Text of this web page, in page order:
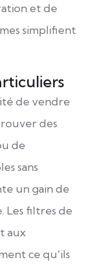
et de
simplifient
de vendre
des
de
sans
un gain de
Les filtres de
aux
ce qu'ils